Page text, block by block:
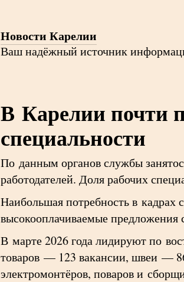
Новости Карелии
Ваш надёжный источник
В Карелии почти
специальности
По данным органов службы
работодателей. Доля рабочих
Наибольшая потребность в
высокооплачиваемые
В марте 2026 года лидируют по
товаров — 123 вакансии, швеи —
электромонтёров, поваров и